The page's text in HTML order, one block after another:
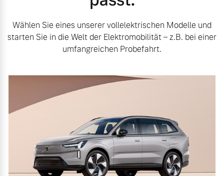
Wählen Sie eines unserer vollelektrischen Modelle und
starten Sie in die Welt der Elektromobilität – z.B. bei einer
umfangreichen Probefahrt.